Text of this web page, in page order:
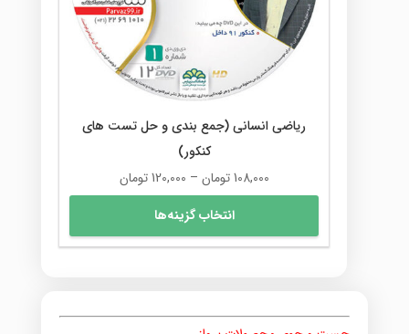
ریاضی انسانی (جمع بندی و حل تست های
کنکور)
108,000 تومان –
120,000 تومانمحدوده
قیمت:
تا
انتخاب گزینه‌ها
دارای